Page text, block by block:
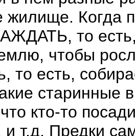
жилище. Когда
то
чтобы
то есть,
старинные
кто-то
и т.д. Предки